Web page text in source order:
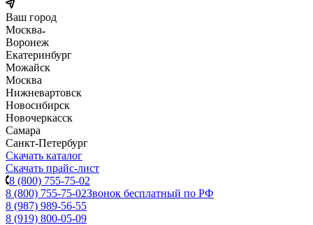
Ваш город
Москва
Воронеж
Екатеринбург
Можайск
Москва
Нижневартовск
Новосибирск
Новочеркасск
Самара
Санкт-Петербург
Скачать каталог
Скачать прайс-лист
8 (800) 755-75-02
8 (800) 755-75-02Звонок бесплатный по РФ
8 (987) 989-56-55
8 (919) 800-05-09